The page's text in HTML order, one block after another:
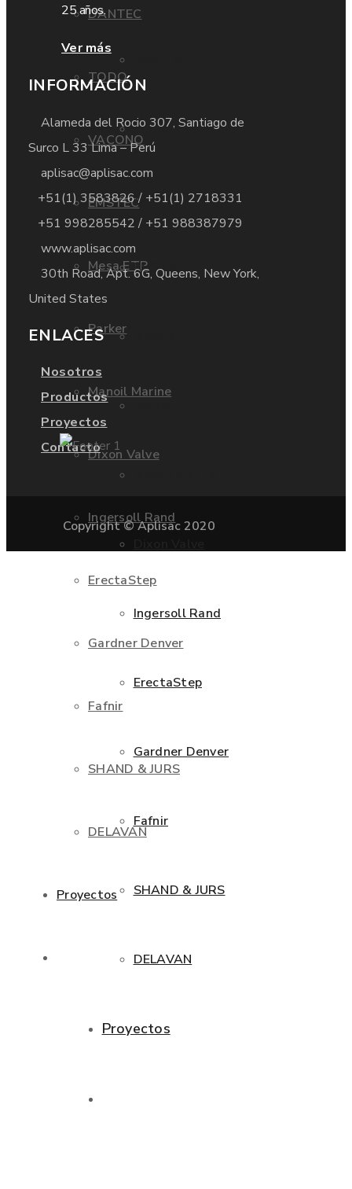
DANTEC
TODO
VACONO
EMSTEC
Mesa ETP
Parker
Manoil Marine
Dixon Valve
Ingersoll Rand
ErectaStep
Gardner Denver
Fafnir
SHAND & JURS
DELAVAN
Proyectos
TODO
VACONO
EMSTEC
Ingersoll Rand
ErectaStep
Gardner Denver
Fafnir
SHAND & JURS
DELAVAN
Proyectos
25 años.
Ver más
INFORMACIÓN
Alameda del Rocio 307, Santiago de
Surco L 33 Lima – Perú
aplisac@aplisac.com
+51(1) 3583826 / +51(1) 2718331
+51 998285542 / +51 988387979
www.aplisac.com
30th Road, Apt. 6G, Queens, New York,
United States
ENLACES
Nosotros
Productos
Proyectos
Contacto
Copyright © Aplisac 2020